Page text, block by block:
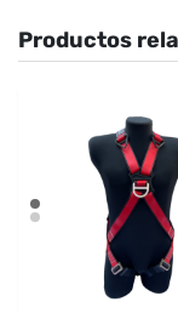
Productos